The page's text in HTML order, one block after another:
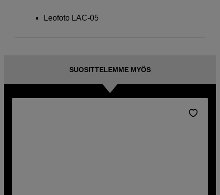
Leofoto LAC-05
SUOSITTELEMME MYÖS